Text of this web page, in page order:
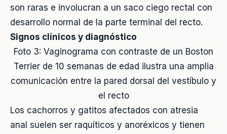
son raras e involucran a un saco ciego rectal con
desarrollo normal de la parte terminal del recto.
Signos clínicos y diagnóstico
Foto 3: Vaginograma con contraste de un Boston
Terrier de 10 semanas de edad ilustra una amplia
comunicación entre la pared dorsal del vestíbulo y
el recto
Los cachorros y gatitos afectados con atresia
anal suelen ser raquíticos y anoréxicos y tienen